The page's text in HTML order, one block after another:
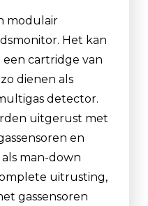
modulair
Het kan
cartridge van
dienen als
detector.
uitgerust met
en
man-down
uitrusting,
gassensoren